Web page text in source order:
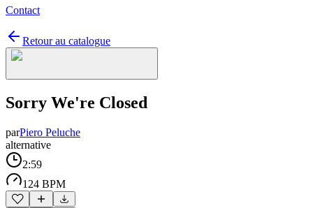
Contact
Retour au catalogue
Sorry We're Closed
parPiero Peluche
alternative
2:59
124 BPM